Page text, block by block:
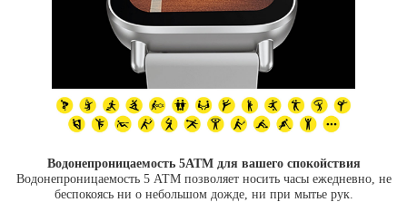
Водонепроницаемость 5ATM для вашего спокойствия
Водонепроницаемость 5 АТМ позволяет носить часы ежедневно, не
беспокоясь ни о небольшом дожде, ни при мытье рук.